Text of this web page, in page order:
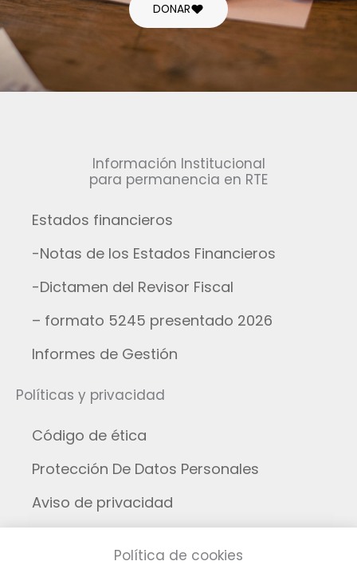
DONAR
Información Institucional
para permanencia en RTE
Estados financieros
-Notas de los Estados Financieros
-Dictamen del Revisor Fiscal
– formato 5245 presentado 2026
Informes de Gestión
Políticas y privacidad
Código de ética
Protección De Datos Personales
Aviso de privacidad
Política de cookies